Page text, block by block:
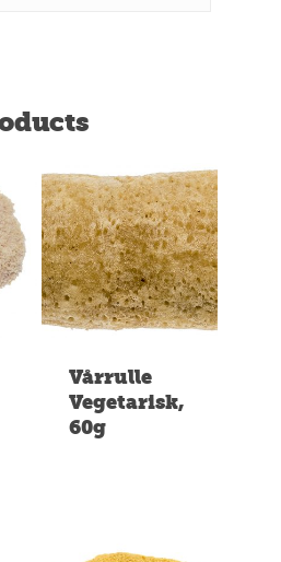
Vårrulle
Vegetarisk,
60g